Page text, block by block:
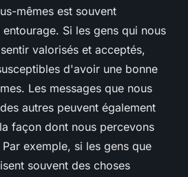
mêmes est souvent
Si les gens qui nous
valorisés et acceptés,
d'avoir une bonne
Les messages que nous
autres peuvent également
façon dont nous percevons
exemple, si les gens que
souvent des choses